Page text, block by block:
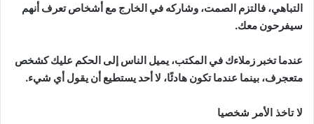
التباهي، فالتزم الصمت، وشاركه في الخارج مع أشخاص تعرف أنهم
سيفرحون معك.
عندما تخبر زملاءك في المكتب، يميل الناس إلى الحكم عليك كشخص
متعجرف، بينما عندما تكون هادئًا، لا أحد يستطيع أن يقول أي شيء.
لا تاخذ الأمر شخصيا